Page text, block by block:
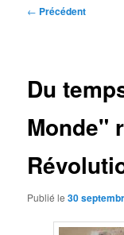
Navigation
← Précédent
Du
Monde"
Publié le30